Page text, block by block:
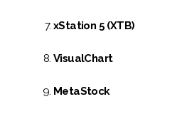
xStation 5 (XTB)
VisualChart
MetaStock